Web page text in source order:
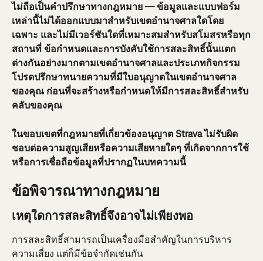
ไม่ถือเป็นคำปรึกษาทางกฎหมาย — ข้อมูลและแบบฟอร์ม
เหล่านี้ไม่ได้ออกแบบมาสำหรับเขตอำนาจศาลใดโดย
เฉพาะ และไม่มีเวอร์ชันใดที่เหมาะสมสำหรับสโมสรหรือทุก
สถานที่ ข้อกำหนดและการบังคับใช้การสละสิทธิ์นั้นแตก
ต่างกันอย่างมากตามเขตอำนาจศาลและประเภทกิจกรรม
โปรดปรึกษาทนายความที่มีใบอนุญาตในเขตอำนาจศาล
ของคุณ ก่อนที่จะสร้างหรือกำหนดให้มีการสละสิทธิ์สำหรับ
คลับของคุณ
ในขอบเขตที่กฎหมายที่เกี่ยวข้องอนุญาต Strava ไม่รับผิด
ชอบต่อความสูญเสียหรือความเสียหายใดๆ ที่เกิดจากการใช้
หรือการเชื่อถือข้อมูลที่ปรากฏในบทความนี้
ข้อพิจารณาทางกฎหมาย
เหตุใดการสละสิทธิ์จึงอาจไม่เพียงพอ
การสละสิทธิ์สามารถเป็นเครื่องมือสำคัญในการบริหาร
ความเสี่ยง แต่ก็มีข้อจำกัดเช่นกัน